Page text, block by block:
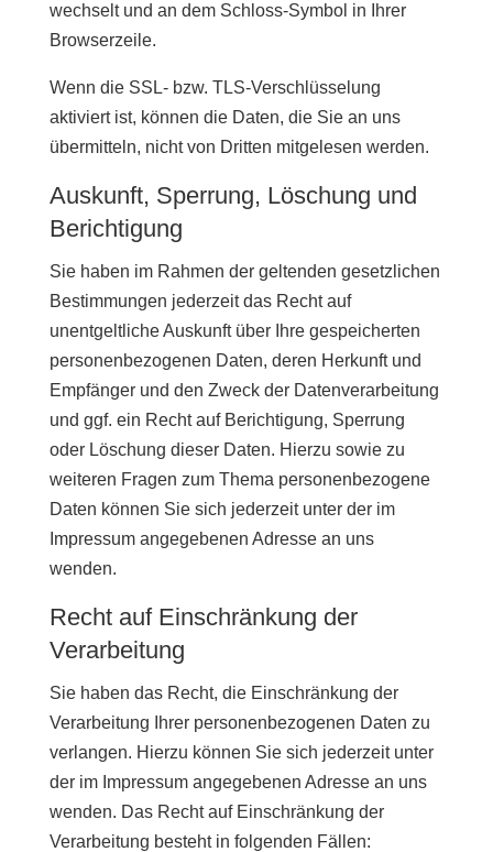
wechselt und an dem Schloss-Symbol in Ihrer
Browserzeile.
Wenn die SSL- bzw. TLS-Verschlüsselung
aktiviert ist, können die Daten, die Sie an uns
übermitteln, nicht von Dritten mitgelesen werden.
Auskunft, Sperrung, Löschung und
Berichtigung
Sie haben im Rahmen der geltenden gesetzlichen
Bestimmungen jederzeit das Recht auf
unentgeltliche Auskunft über Ihre gespeicherten
personenbezogenen Daten, deren Herkunft und
Empfänger und den Zweck der Datenverarbeitung
und ggf. ein Recht auf Berichtigung, Sperrung
oder Löschung dieser Daten. Hierzu sowie zu
weiteren Fragen zum Thema personenbezogene
Daten können Sie sich jederzeit unter der im
Impressum angegebenen Adresse an uns
wenden.
Recht auf Einschränkung der
Verarbeitung
Sie haben das Recht, die Einschränkung der
Verarbeitung Ihrer personenbezogenen Daten zu
verlangen. Hierzu können Sie sich jederzeit unter
der im Impressum angegebenen Adresse an uns
wenden. Das Recht auf Einschränkung der
Verarbeitung besteht in folgenden Fällen: